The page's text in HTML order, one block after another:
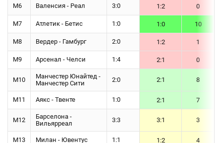
М6 Валенсия - Реал 3:0 1:2 0
М7 Атлетик - Бетис 1:0 1:0 10
М8 Вердер - Гамбург 2:0 1:2 1
М9 Арсенал - Челси 1:4 2:1 0
М10
Манчестер Юнайтед -
Манчестер Сити
2:0 2:1 8
М11 Аякс - Твенте 1:0 2:1 7
М12
Барселона -
Вильярреал
3:3 3:1 3
М13 Милан - Ювентус 1:1 1:2 4